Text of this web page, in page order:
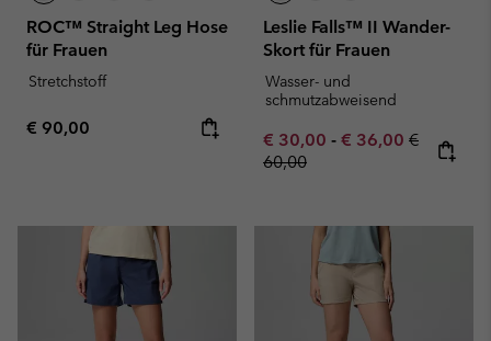
ROC™ Straight Leg Hose
für Frauen
Stretchstoff
Regular price:
€ 90,00
Leslie Falls™ II Wander-
Skort für Frauen
Wasser- und
schmutzabweisend
Minimum sale price:
€ 30,00 - Maximum sale
€ 36,00 Regular
€
60,00